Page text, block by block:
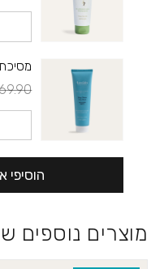
הוסיפי את כל
מוצרים נוספים